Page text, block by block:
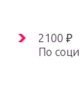
2100 ₽
По